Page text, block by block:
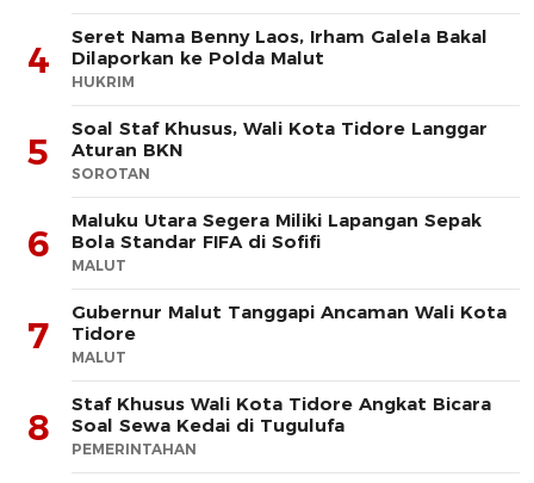
4
Seret Nama Benny Laos, Irham Galela Bakal
Dilaporkan ke Polda Malut
HUKRIM
5
Soal Staf Khusus, Wali Kota Tidore Langgar
Aturan BKN
SOROTAN
6
Maluku Utara Segera Miliki Lapangan Sepak
Bola Standar FIFA di Sofifi
MALUT
7
Gubernur Malut Tanggapi Ancaman Wali Kota
Tidore
MALUT
8
Staf Khusus Wali Kota Tidore Angkat Bicara
Soal Sewa Kedai di Tugulufa
PEMERINTAHAN